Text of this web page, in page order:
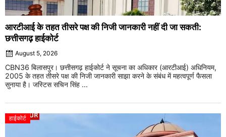
आरटीआई के तहत तीसरे पक्ष की निजी जानकारी नहीं दी जा सकती:
छत्तीसगढ़ हाईकोर्ट
August 5, 2026
CBN36 बिलासपुर। छत्तीसगढ़ हाईकोर्ट ने सूचना का अधिकार (आरटीआई) अधिनियम,
2005 के तहत तीसरे पक्ष की निजी जानकारी साझा करने के संबंध में महत्वपूर्ण फैसला
सुनाया है। जस्टिस सचिन सिंह ...
हाईकोर्ट